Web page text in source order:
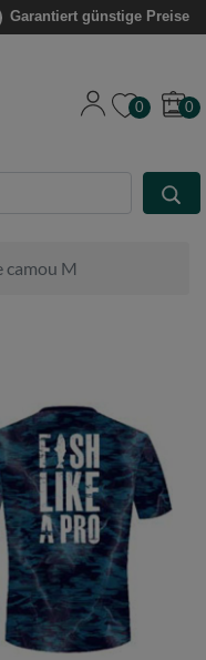
Garantiert günstige Preise
0 0
camou M